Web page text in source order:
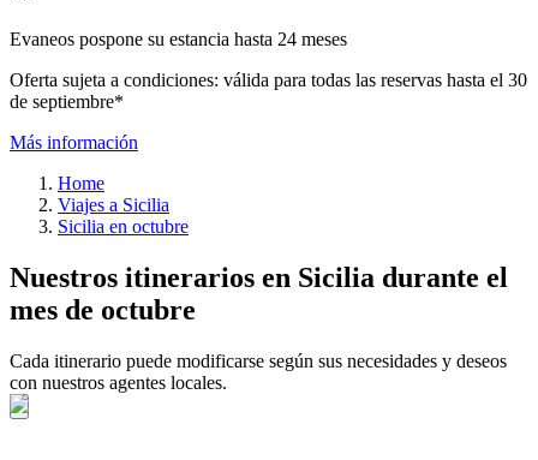
Evaneos pospone su estancia hasta 24 meses
Oferta sujeta a condiciones: válida para todas las reservas hasta el 30
de septiembre*
Más información
Home
Viajes a Sicilia
Sicilia en octubre
Nuestros itinerarios en Sicilia durante el
mes de octubre
Cada itinerario puede modificarse según sus necesidades y deseos
con nuestros agentes locales.